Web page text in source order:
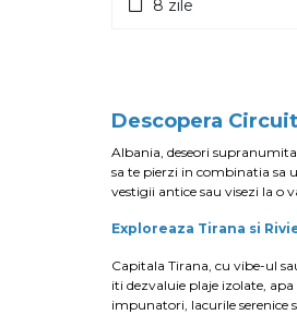
Focsani
Medias
Miercurea-Ciuc
Orastie
Piatra Neamt
Pitesti
Ramnicu Sarat
Ramnicu Valcea
Roman
8 zile
Descopera
Albania, deseori
sa te pierzi in combinatia sa
vestigii antice sau visezi la o
Exploreaza Tirana si
Capitala Tirana, cu vibe-ul
iti dezvaluie plaje izolate,
impunatori, lacurile serenice